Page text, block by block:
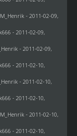
- 2011-02-09,
- 2011-02-09,
- 2011-02-09,
- 2011-02-10,
- 2011-02-10,
- 2011-02-10,
- 2011-02-10,
- 2011-02-10,